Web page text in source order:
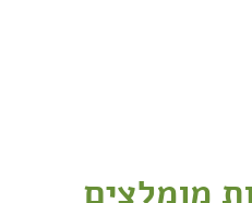
מומלצים